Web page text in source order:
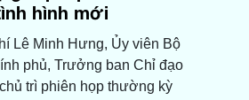
hình mới
Lê Minh Hưng, Ủy viên Bộ
phủ, Trưởng ban Chỉ đạo
trì phiên họp thường kỳ